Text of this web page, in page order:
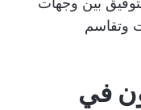
وتقاسم
في